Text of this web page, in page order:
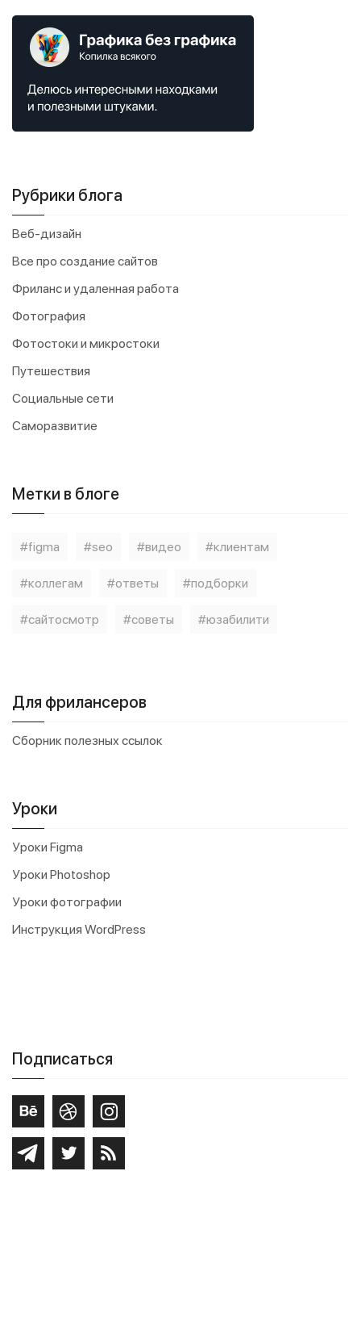
Рубрики блога
Веб-дизайн
Все про создание сайтов
Фриланс и удаленная работа
Фотография
Фотостоки и микростоки
Путешествия
Социальные сети
Саморазвитие
Метки в блоге
figma seo видео клиентам
коллегам ответы подборки
сайтосмотр советы юзабилити
Для фрилансеров
Сборник полезных ссылок
Уроки
Уроки Figma
Уроки Photoshop
Уроки фотографии
Инструкция WordPress
Подписаться